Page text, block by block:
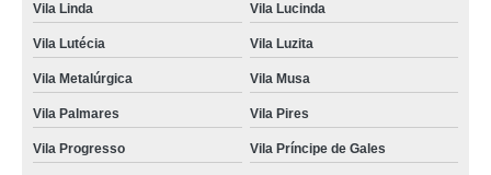
Vila Linda Vila Lucinda
Vila Lutécia Vila Luzita
Vila Metalúrgica Vila Musa
Vila Palmares Vila Pires
Vila Progresso Vila Príncipe de Gales